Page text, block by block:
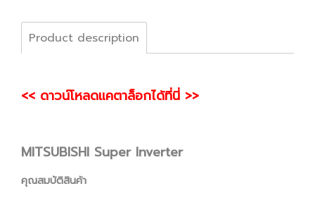
Product description
<< ดาวน์โหลดแคตาล็อกได้ที่นี่ >>
MITSUBISHI Super Inverter
คุณสมบัติสินค้า